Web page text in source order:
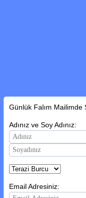
Günlük Falım Mailimde
Adınız ve Soy Adınız:
Email Adresiniz: